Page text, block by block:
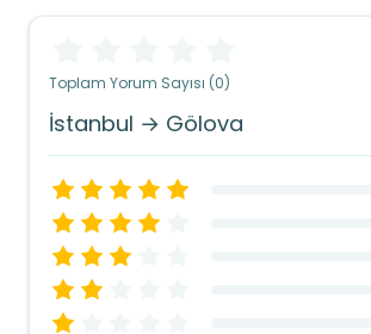
Toplam Yorum Sayısı (0)
İstanbul → Gölova